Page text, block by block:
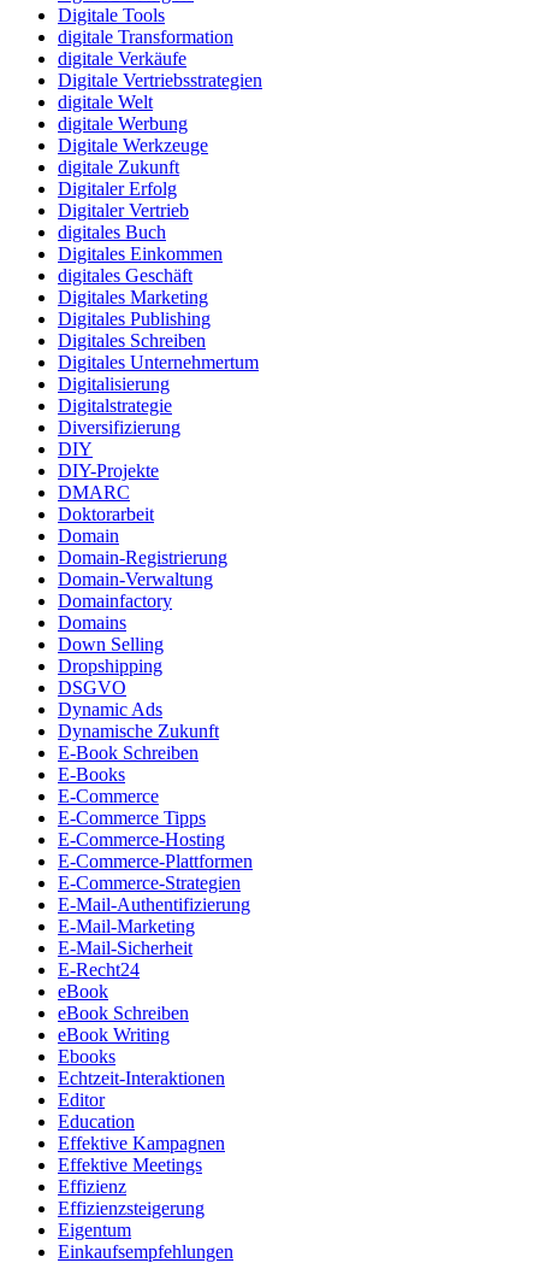
Digitale Tools
digitale Transformation
digitale Verkäufe
Digitale Vertriebsstrategien
digitale Welt
digitale Werbung
Digitale Werkzeuge
digitale Zukunft
Digitaler Erfolg
Digitaler Vertrieb
digitales Buch
Digitales Einkommen
digitales Geschäft
Digitales Marketing
Digitales Publishing
Digitales Schreiben
Digitales Unternehmertum
Digitalisierung
Digitalstrategie
Diversifizierung
DIY
DIY-Projekte
DMARC
Doktorarbeit
Domain
Domain-Registrierung
Domain-Verwaltung
Domainfactory
Domains
Down Selling
Dropshipping
DSGVO
Dynamic Ads
Dynamische Zukunft
E-Book Schreiben
E-Books
E-Commerce
E-Commerce Tipps
E-Commerce-Hosting
E-Commerce-Plattformen
E-Commerce-Strategien
E-Mail-Authentifizierung
E-Mail-Marketing
E-Mail-Sicherheit
E-Recht24
eBook
eBook Schreiben
eBook Writing
Ebooks
Echtzeit-Interaktionen
Editor
Education
Effektive Kampagnen
Effektive Meetings
Effizienz
Effizienzsteigerung
Eigentum
Einkaufsempfehlungen